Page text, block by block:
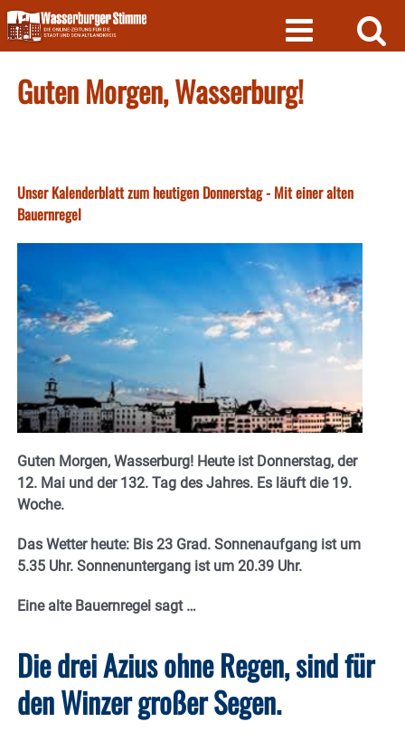
Skip
to
content
Guten Morgen, Wasserburg!
Unser Kalenderblatt zum heutigen Donnerstag - Mit einer alten
Bauernregel
Guten Morgen, Wasserburg! Heute ist Donnerstag, der
12. Mai und der 132. Tag des Jahres. Es läuft die 19.
Woche.
Das Wetter heute: Bis 23 Grad. Sonnenaufgang ist um
5.35 Uhr. Sonnenuntergang ist um 20.39 Uhr.
Eine alte Bauernregel sagt …
Die drei Azius ohne Regen, sind für
den Winzer großer Segen.